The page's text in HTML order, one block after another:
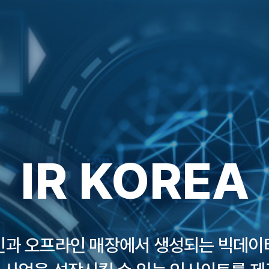
IR KOREA
과 오프라인 매장에서 생성되는 빅데이